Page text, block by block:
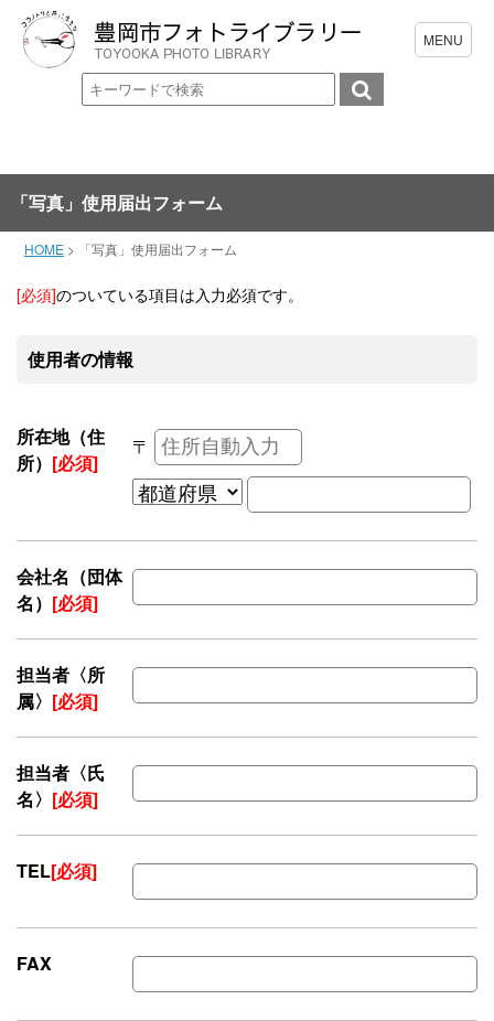
「写真」使用届出フォーム
HOME > 「写真」使用届出フォーム
[必須]のついている項目は入力必須です。
使用者の情報
所在地（住
所） [必須]
〒
会社名（団体
名） [必須]
担当者〈所
属〉 [必須]
担当者〈氏
名〉 [必須]
TEL[必須]
FAX